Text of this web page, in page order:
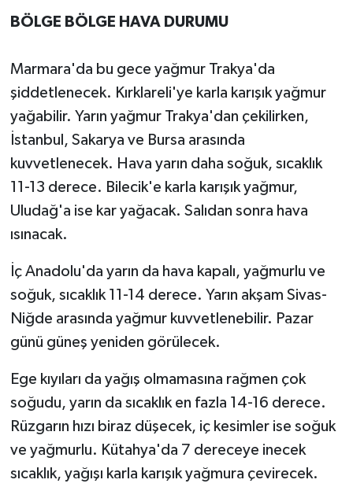
BÖLGE BÖLGE HAVA DURUMU
Marmara'da bu gece yağmur Trakya'da
şiddetlenecek. Kırklareli'ye karla karışık yağmur
yağabilir. Yarın yağmur Trakya'dan çekilirken,
İstanbul, Sakarya ve Bursa arasında
kuvvetlenecek. Hava yarın daha soğuk, sıcaklık
11-13 derece. Bilecik'e karla karışık yağmur,
Uludağ'a ise kar yağacak. Salıdan sonra hava
ısınacak.
İç Anadolu'da yarın da hava kapalı, yağmurlu ve
soğuk, sıcaklık 11-14 derece. Yarın akşam Sivas-
Niğde arasında yağmur kuvvetlenebilir. Pazar
günü güneş yeniden görülecek.
Ege kıyıları da yağış olmamasına rağmen çok
soğudu, yarın da sıcaklık en fazla 14-16 derece.
Rüzgarın hızı biraz düşecek, iç kesimler ise soğuk
ve yağmurlu. Kütahya'da 7 dereceye inecek
sıcaklık, yağışı karla karışık yağmura çevirecek.